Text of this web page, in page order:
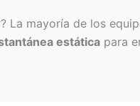
La mayoría de los
estática para